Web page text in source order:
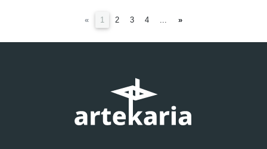
« 1 (current)
2 3 4 »